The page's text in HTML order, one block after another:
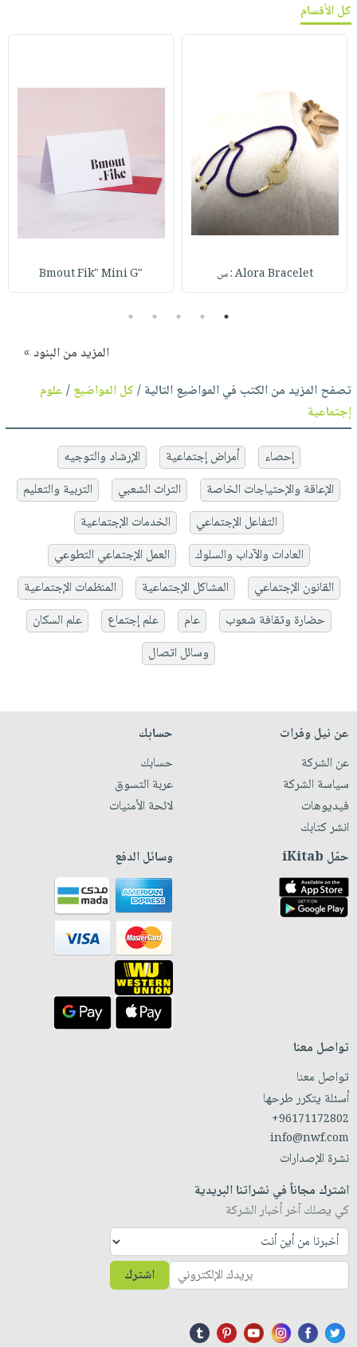
كل الأقسام
Alora Bracelet : س "Bmout Fik" Mini G
1
2
3
4
5
المزيد من البنود »
تصفح المزيد من الكتب في المواضيع التالية /كل المواضيع/علوم
إجتماعية
إحصاء أمراض إجتماعية
الإرشاد والتوجيه
الإعاقة والإحتياجات الخاصة
التراث الشعبي
التربية والتعليم
التفاعل الإجتماعي
الخدمات الإجتماعية
العادات والآداب والسلوك
العمل الإجتماعي التطوعي
القانون الإجتماعي
المشاكل الإجتماعية
المنظمات الإجتماعية
حضارة وثقافة شعوب
عام علم إجتماع
علم السكان
وسائل اتصال
عن نيل وفرات
عن الشركة
سياسة الشركة
فيديوهات
انشر كتابك
حسابك
حسابك
عربة التسوق
لائحة الأمنيات
حمّل iKitab وسائل الدفع
تواصل معنا
تواصل معنا
أسئلة يتكرر طرحها
+96171172802
info@nwf.com
نشرة الإصدارات
اشترك مجاناً في نشراتنا البريدية
كي يصلك آخر أخبار الشركة
اشترك